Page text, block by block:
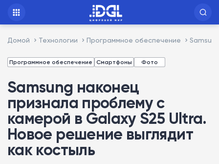
Домой Технологии Программное обеспечение
Программное обеспечение Смартфоны Фото
Samsung наконец
признала проблему с
камерой в Galaxy S25 Ultra.
Новое решение выглядит
как костыль